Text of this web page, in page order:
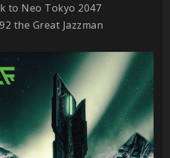
to Neo Tokyo 2047
the Great Jazzman